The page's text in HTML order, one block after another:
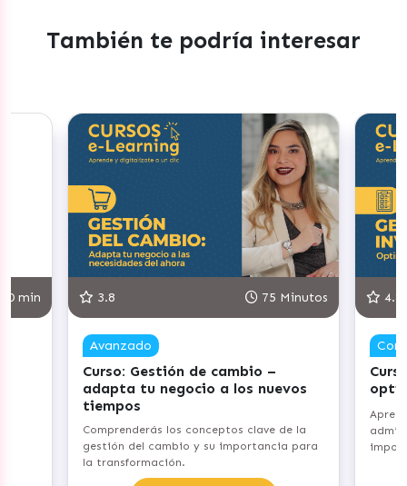
También te podría interesar
75 Minutos 90 Minutos
Competente
Curso: Gestiona tu Inventario –
optimiza tus procesos
Aprenderás los fundamentos de
administración de inventarios y su
importancia para tu emprendimiento.